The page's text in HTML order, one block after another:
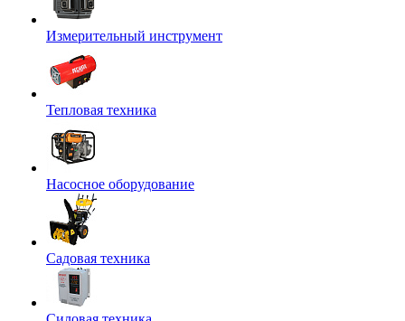
Измерительный инструмент
Тепловая техника
Насосное оборудование
Садовая техника